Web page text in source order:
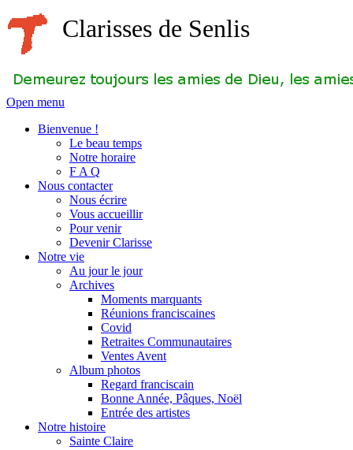
Clarisses de Senlis
Open menu
Bienvenue !
Le beau temps
Notre horaire
F A Q
Nous contacter
Nous écrire
Vous accueillir
Pour venir
Devenir Clarisse
Notre vie
Au jour le jour
Archives
Moments marquants
Réunions franciscaines
Covid
Retraites Communautaires
Ventes Avent
Album photos
Regard franciscain
Bonne Année, Pâques, Noël
Entrée des artistes
Notre histoire
Sainte Claire